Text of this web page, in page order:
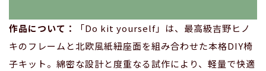
作品について：
「Do kit yourself」は、最高級吉野ヒノ
キのフレームと北欧風紙紐座面を組み合わせた本格DIY椅
子キット。綿密な設計と度重なる試作により、軽量で快適